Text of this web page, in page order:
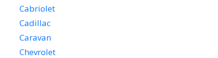
Cabriolet
Cadillac
Caravan
Chevrolet